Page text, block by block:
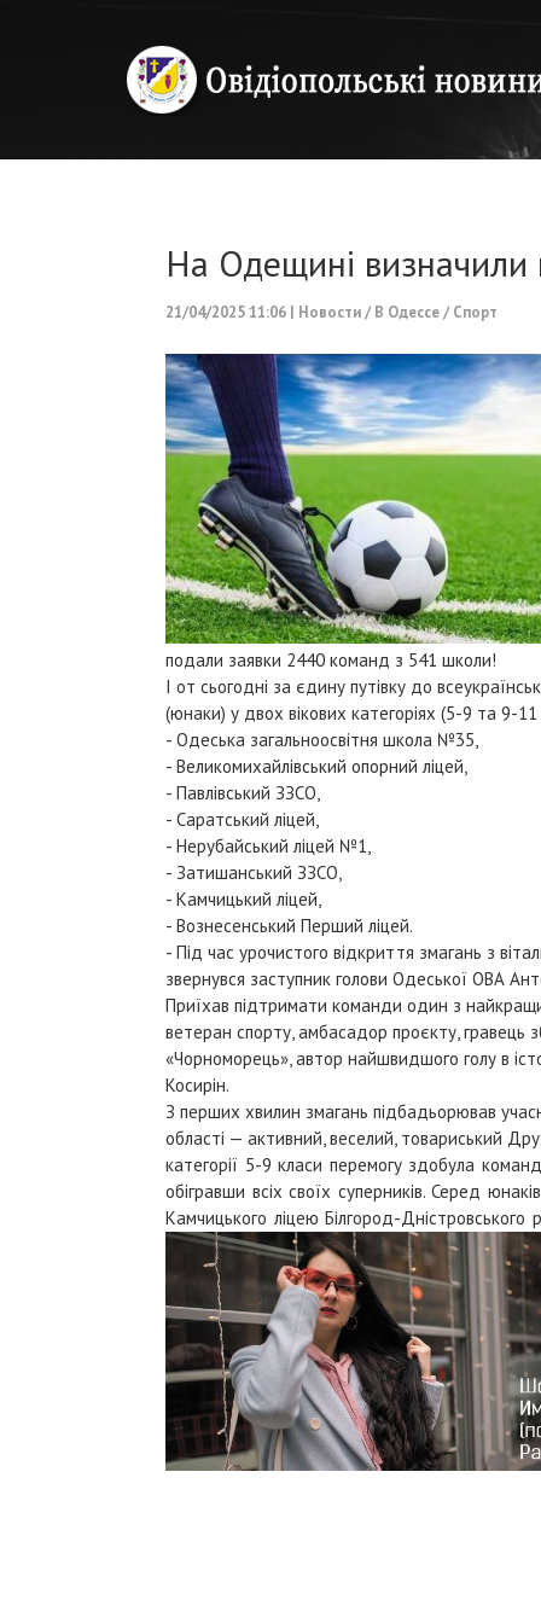
На Одещині визначили
21/04/2025 11:06 | Новости/В Одессе/Спорт
подали заявки 2440 команд з 541 школи!
І от сьогодні за єдину путівку до
(юнаки) у двох вікових категоріях (5-9 та 9-11
- Одеська загальноосвітня школа №35,
- Великомихайлівський опорний ліцей,
- Павлівський ЗЗСО,
- Саратський ліцей,
- Нерубайський ліцей №1,
- Затишанський ЗЗСО,
- Камчицький ліцей,
- Вознесенський Перший ліцей.
- Під час урочистого відкриття змагань з
звернувся заступник голови Одеської ОВА
Приїхав підтримати команди один з
ветеран спорту, амбасадор проєкту, гравець
«Чорноморець», автор найшвидшого голу в
Косирін.
З перших хвилин змагань підбадьорював
області — активний, веселий, товариський
категорії 5-9 класи перемогу здобула
обігравши всіх своїх суперників. Серед
Камчицького ліцею Білгород-Дністровського